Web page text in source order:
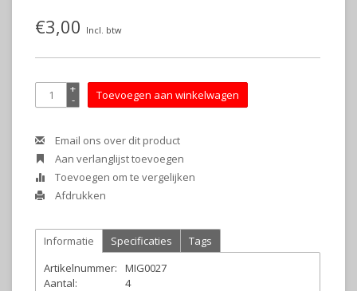
€3,00 Incl. btw
+
- Toevoegen aan winkelwagen
Email ons over dit product
Aan verlanglijst toevoegen
Toevoegen om te vergelijken
Afdrukken
Informatie Specificaties
Tags
Artikelnummer:
MIG0027
Aantal:
4